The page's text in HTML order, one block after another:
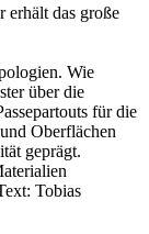
erhält das große
Wie
über die
für die
Oberflächen
geprägt.
Tobias